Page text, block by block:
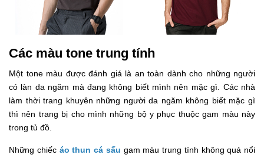
Các màu tone trung tính
Một tone màu được đánh giá là an toàn dành cho những người
có làn da ngăm mà đang không biết mình nên mặc gì. Các nhà
làm thời trang khuyên những người da ngăm không biết mặc gì
thì nên trang bị cho mình những bộ y phục thuộc gam màu này
trong tủ đồ.
Những chiếc áo thun cá sấu gam màu trung tính không quá nổi